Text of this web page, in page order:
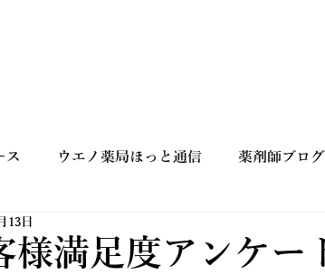
ス ウエノ薬局ほっと通信 薬剤師ブログ
お薬手帳の上手なつかい方
様満足度アンケー
13日